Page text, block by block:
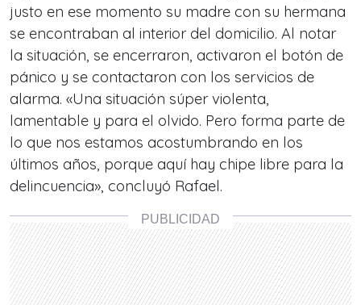
justo en ese momento su madre con su hermana
se encontraban al interior del domicilio. Al notar
la situación, se encerraron, activaron el botón de
pánico y se contactaron con los servicios de
alarma. «Una situación súper violenta,
lamentable y para el olvido. Pero forma parte de
lo que nos estamos acostumbrando en los
últimos años, porque aquí hay chipe libre para la
delincuencia», concluyó Rafael.